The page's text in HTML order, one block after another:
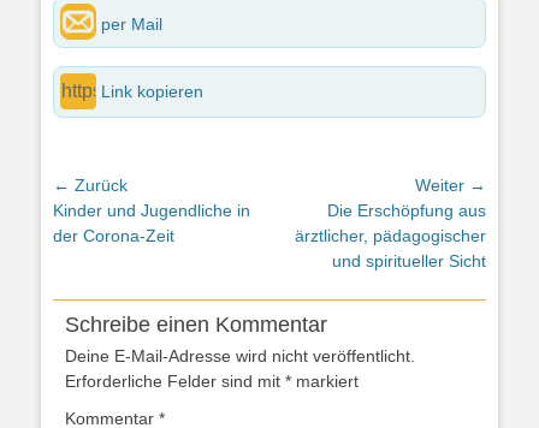
per Mail
Link kopieren
Beitragsnavigation
← Zurück
Vorheriger
Beitrag:
Kinder und Jugendliche in
der Corona-Zeit
Weiter →
Nächster
Beitrag:
Die Erschöpfung aus
ärztlicher, pädagogischer
und spiritueller Sicht
Schreibe einen Kommentar
Deine E-Mail-Adresse wird nicht veröffentlicht.
Erforderliche Felder sind mit * markiert
Kommentar *